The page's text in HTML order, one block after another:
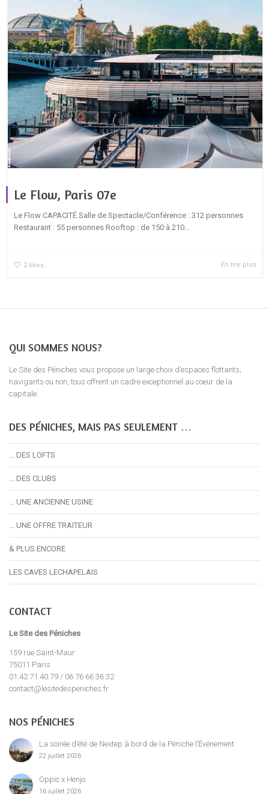
Le Flow, Paris 07e
Le Flow CAPACITÉ Salle de Spectacle/Conférence : 312 personnes
Restaurant : 55 personnes Rooftop : de 150 à 210...
2 likes En lire plus
QUI SOMMES NOUS?
Le Site des Péniches vous propose un large choix d’espaces flottants;
navigants ou non, tous offrent un cadre exceptionnel au coeur de la
capitale.
DES PÉNICHES, MAIS PAS SEULEMENT …
… DES LOFTS
… DES CLUBS
… UNE ANCIENNE USINE
… UNE OFFRE TRAITEUR
& PLUS ENCORE
LES CAVES LECHAPELAIS
CONTACT
Le Site des Péniches
159 rue Saint-Maur
75011 Paris
01.42.71.40.79 / 06 76 66 36 32
contact@lesitedespeniches.fr
NOS PÉNICHES
La soirée d’été de Nextep à bord de la Péniche l’Événement
22 juillet 2026
Oppic x Henjo
16 juillet 2026